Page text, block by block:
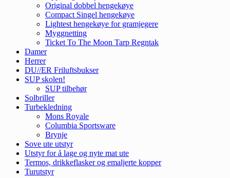
Original dobbel hengekøye
Compact Singel hengekøye
Lightest hengekøye for gramjegere
Myggnetting
Ticket To The Moon Tarp Regntak
Damer
Herrer
DU//ER Friluftsbukser
SUP skolen!
SUP tilbehør
Solbriller
Turbekledning
Mons Royale
Columbia Sportsware
Brynje
Sove ute utstyr
Utstyr for å lage og nyte mat ute
Termos, drikkeflasker og emaljerte kopper
Turutstyr